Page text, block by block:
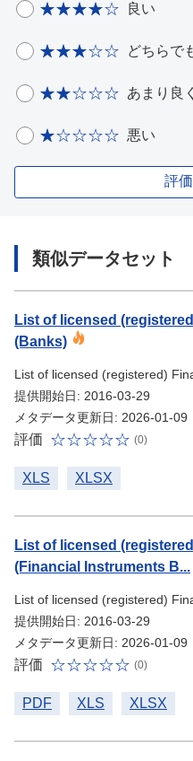
良い
どちらで
あまり良
悪い
評
類似データセット
List of licensed
(Banks)
List of licensed (registered)
提供開始日: 2016-03-29
メタデータ更新日: 2026-01-09
評価 (0)
XLS XLSX
List of licensed
(Financial Instruments B...
List of licensed (registered)
提供開始日: 2016-03-29
メタデータ更新日: 2026-01-09
評価 (0)
PDF XLS XLSX